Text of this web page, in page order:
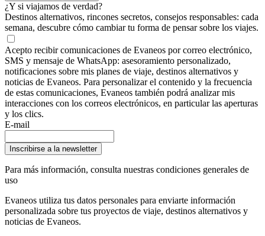
¿Y si viajamos de verdad?
Destinos alternativos, rincones secretos, consejos responsables: cada
semana, descubre cómo cambiar tu forma de pensar sobre los viajes.
Acepto recibir comunicaciones de Evaneos por correo electrónico,
SMS y mensaje de WhatsApp: asesoramiento personalizado,
notificaciones sobre mis planes de viaje, destinos alternativos y
noticias de Evaneos. Para personalizar el contenido y la frecuencia
de estas comunicaciones, Evaneos también podrá analizar mis
interacciones con los correos electrónicos, en particular las aperturas
y los clics.
E-mail
Inscribirse a la newsletter
Para más información, consulta nuestras condiciones generales de
uso
Evaneos utiliza tus datos personales para enviarte información
personalizada sobre tus proyectos de viaje, destinos alternativos y
noticias de Evaneos.